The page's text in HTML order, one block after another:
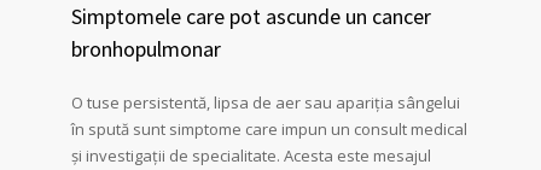
Simptomele care pot ascunde un cancer
bronhopulmonar
O tuse persistentă, lipsa de aer sau apariția sângelui
în spută sunt simptome care impun un consult medical
și investigații de specialitate. Acesta este mesajul